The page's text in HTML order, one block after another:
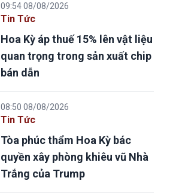
09:54 08/08/2026
Tin Tức
Hoa Kỳ áp thuế 15% lên vật liệu
quan trọng trong sản xuất chip
bán dẫn
08:50 08/08/2026
Tin Tức
Tòa phúc thẩm Hoa Kỳ bác
quyền xây phòng khiêu vũ Nhà
Trắng của Trump